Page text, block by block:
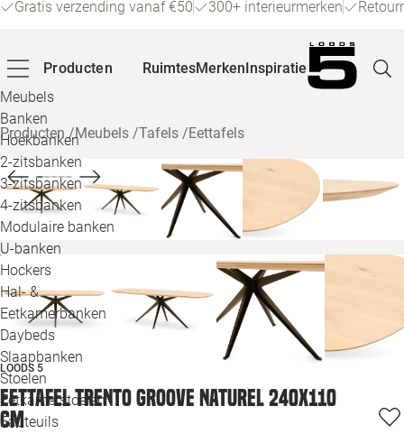
Gratis verzending vanaf €50 300+ interieurmerken
Producten
Meubels
Banken
Hoekbanken
2-zitsbanken
3-zitsbanken
4-zitsbanken
Modulaire banken
U-banken
Hockers
Hal- &
Eetkamerbanken
Daybeds
Slaapbanken
Stoelen
Eetkamerstoelen
Fauteuils
RuimtesMerkenInspiratie
Producten/Meubels /Tafels /Eettafels
LOODS 5
Eettafel Trento groove naturel 240x110
cm